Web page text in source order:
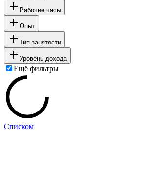
Рабочие часы
Опыт
Тип занятости
Уровень дохода
Ещё фильтры
Списком